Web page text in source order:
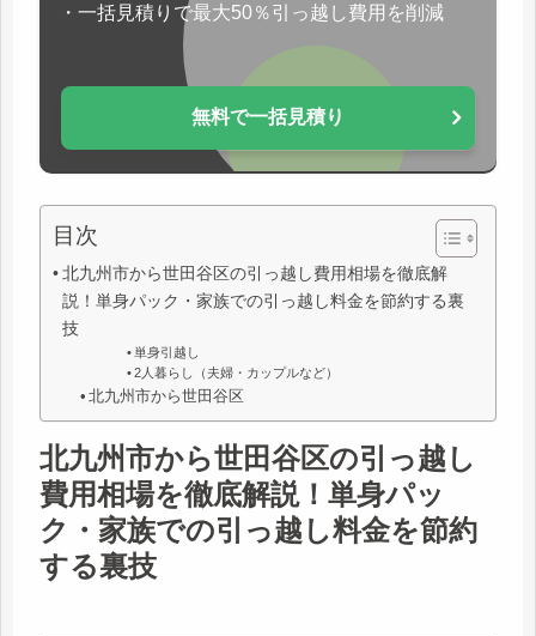
・一括見積りで最大50％引っ越し費用を削減
無料で一括見積り
目次
北九州市から世田谷区の引っ越し費用相場を徹底解
説！単身パック・家族での引っ越し料金を節約する裏
技
単身引越し
2人暮らし（夫婦・カップルなど）
北九州市から世田谷区
北九州市から世田谷区の引っ越し
費用相場を徹底解説！単身パッ
ク・家族での引っ越し料金を節約
する裏技